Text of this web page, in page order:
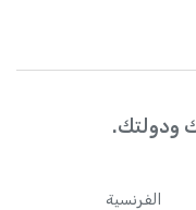
ودولتك.
الفرنسية